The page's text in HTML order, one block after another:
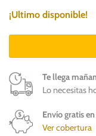
¡Ultimo disponible!
Te llega
Lo necesitas
Envío gratis
Ver cobertura